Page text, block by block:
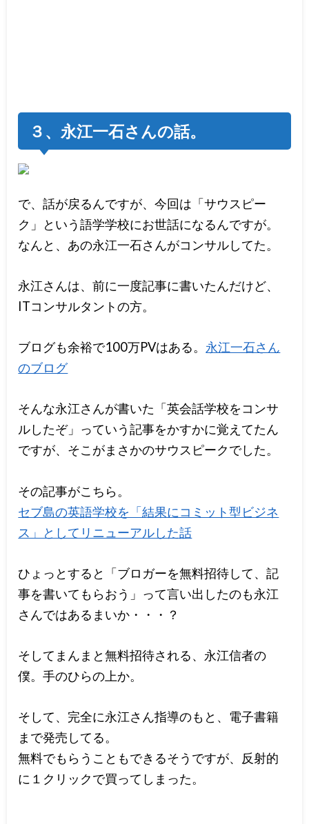
３、永江一石さんの話。
で、話が戻るんですが、今回は「サウスピー
ク」という語学学校にお世話になるんですが。
なんと、あの永江一石さんがコンサルしてた。
永江さんは、前に一度記事に書いたんだけど、
ITコンサルタントの方。
ブログも余裕で100万PVはある。 永江一石さん
のブログ
そんな永江さんが書いた「英会話学校をコンサ
ルしたぞ」っていう記事をかすかに覚えてたん
ですが、そこがまさかのサウスピークでした。
その記事がこちら。
セブ島の英語学校を「結果にコミット型ビジネ
ス」としてリニューアルした話
ひょっとすると「ブロガーを無料招待して、記
事を書いてもらおう」って言い出したのも永江
さんではあるまいか・・・？
そしてまんまと無料招待される、永江信者の
僕。手のひらの上か。
そして、完全に永江さん指導のもと、電子書籍
まで発売してる。
無料でもらうこともできるそうですが、反射的
に１クリックで買ってしまった。